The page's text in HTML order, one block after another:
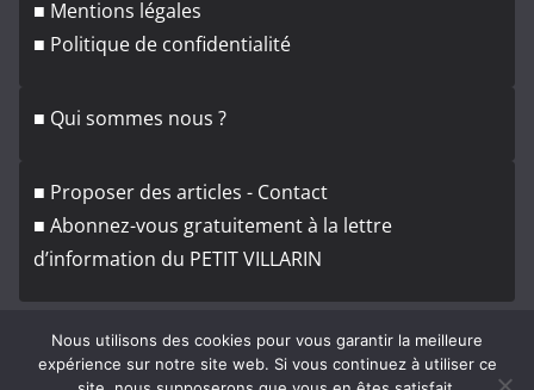
■ Mentions légales
■ Politique de confidentialité
■ Qui sommes nous ?
■ Proposer des articles - Contact
■ Abonnez-vous gratuitement à la lettre
d’information du PETIT VILLARIN
Nous utilisons des cookies pour vous garantir la meilleure
expérience sur notre site web. Si vous continuez à utiliser ce